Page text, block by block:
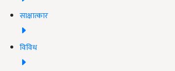
साक्षात्कार
विविध